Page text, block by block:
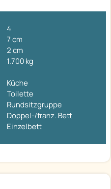
4
7 cm
2 cm
1.700 kg
Küche
Toilette
Rundsitzgruppe
Doppel-/franz. Bett
Einzelbett